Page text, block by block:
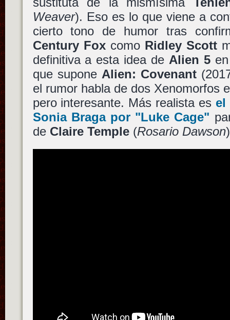
Weaver). Eso es lo que viene a
cierto tono de humor tras
Century Foxcomo Ridley Scott
definitiva a esta idea de Alien 5
que supone Alien: Covenant
el rumor habla de dos Xenomorfos
pero interesante. Más realista es el
Sonia Bragapor "Luke Cage"
de Claire Temple(Rosario Dawson